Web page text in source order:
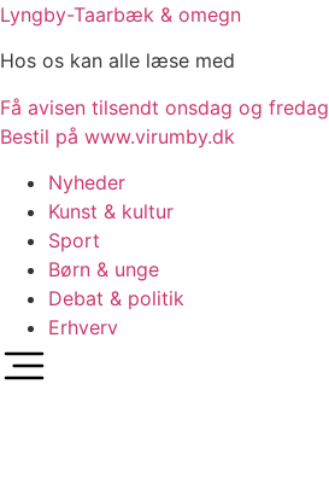
Lyngby-Taarbæk & omegn
Hos os kan alle læse med
Få avisen tilsendt onsdag og fredag
Bestil på www.virumby.dk
Nyheder
Kunst & kultur
Sport
Børn & unge
Debat & politik
Erhverv